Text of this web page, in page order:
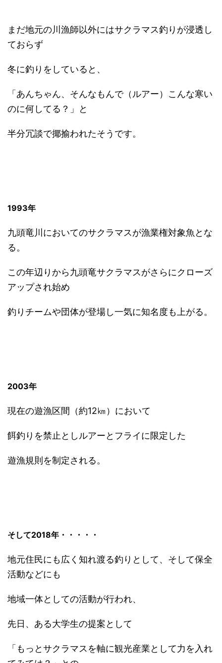
まだ地元の川漁師以外にはサクラマス釣りが浸透し
ておらず
冬に釣りをしていると、
「あんちゃん、そんなもんで（ルアー）こんな寒い
のに何してる？」と
半分冗談で揶揄われたそうです。
1993年
九頭竜川においてのサクラマスが漁業権対象魚とな
る。
この年辺りから九頭竜サクラマスがさらにクローズ
アップされ始め
釣りチームや団体が登場し一気に知名度も上がる。
2003年
現在の遊漁区間（約12㎞）において
餌釣りを禁止としルアーとフライに限定した
遊漁規則を制定される。
そして2018年・・・・・
地元住民にも広く知れ渡る釣りとして、そして保全
活動などにも
地域一体としての活動が行われ、
先日、ある大学生の提案として
「もっとサクラマスを軸に観光産業として力を入れ